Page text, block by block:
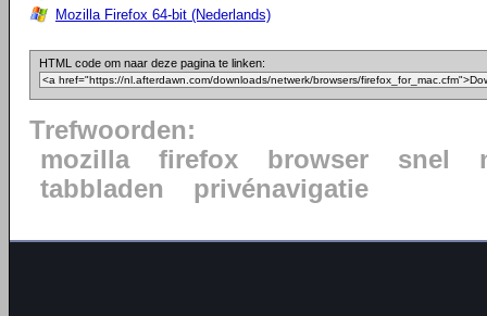
Mozilla Firefox 64-bit (Nederlands)
HTML code om naar deze pagina te linken:
Trefwoorden:
mozilla
firefox browser snel
tabbladen
privénavigatie